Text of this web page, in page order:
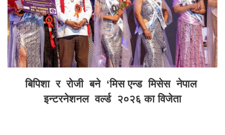
बिपिशा र रोजी बने ‘मिस एन्ड मिसेस नेपाल
इन्टरनेशनल वर्ल्ड २०२६ का विजेता